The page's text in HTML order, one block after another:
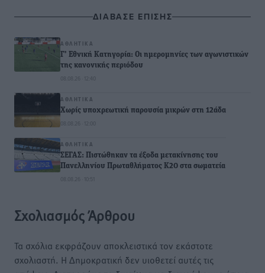
ΔΙΑΒΑΣΕ ΕΠΙΣΗΣ
ΑΘΛΗΤΙΚΆ
Γ’ Εθνική Κατηγορία: Οι ημερομηνίες των αγωνιστικών
της κανονικής περιόδου
08.08.26 · 12:40
ΑΘΛΗΤΙΚΆ
Χωρίς υποχρεωτική παρουσία μικρών στη 12άδα
08.08.26 · 12:00
ΑΘΛΗΤΙΚΆ
ΣΕΓΑΣ: Πιστώθηκαν τα έξοδα μετακίνησης του
Πανελληνίου Πρωταθλήματος Κ20 στα σωματεία
08.08.26 · 10:51
Σχολιασμός Άρθρου
Τα σχόλια εκφράζουν αποκλειστικά τον εκάστοτε
σχολιαστή. Η Δημοκρατική δεν υιοθετεί αυτές τις